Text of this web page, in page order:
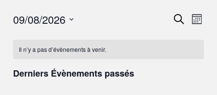
Recherche
Mois
09/08/2026
date.
Il n’y a pas d’évènements à venir.
Derniers Évènements passés